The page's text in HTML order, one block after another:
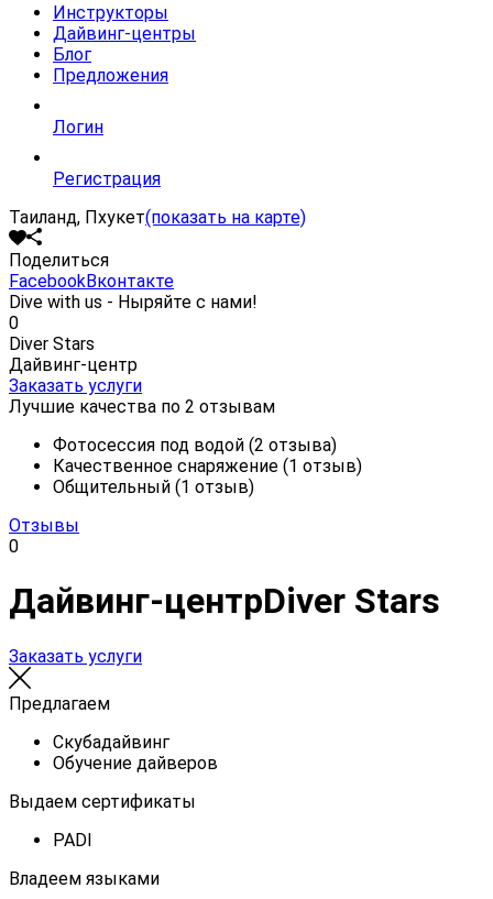
Инструкторы
Дайвинг-центры
Блог
Предложения
Логин
Регистрация
Таиланд, Пхукет(показать на карте)
Поделиться
FacebookВконтакте
Dive with us - Ныряйте с нами!
0
Diver Stars
Дайвинг-центр
Заказать услуги
Лучшие качества по 2 отзывам
Фотосессия под водой (2 отзыва)
Качественное снаряжение (1 отзыв)
Общительный (1 отзыв)
Отзывы
0
Дайвинг-центрDiver Stars
Заказать услуги
Предлагаем
Cкубадайвинг
Обучение дайверов
Выдаем сертификаты
PADI
Владеем языками